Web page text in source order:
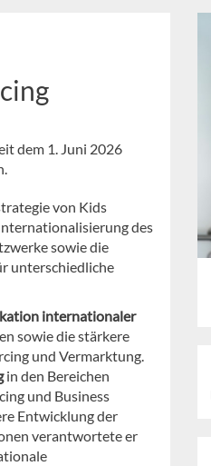
dem 1. Juni 2026
von Kids
des
sowie die
unterschiedliche
internationaler
sowie die stärkere
und Vermarktung.
in den Bereichen
und Business
Entwicklung der
verantwortete er